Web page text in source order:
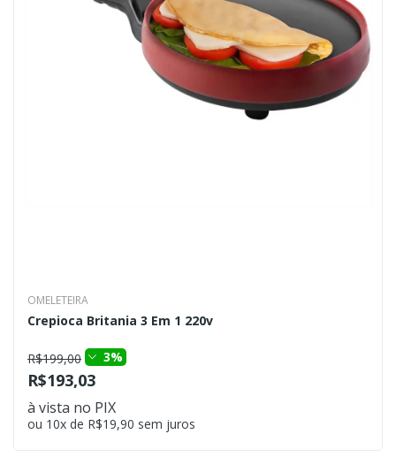
OMELETEIRA
Crepioca Britania 3 Em 1 220v
R$199,00 3%
R$193,03
à vista no PIX
ou 10x de R$19,90 sem juros